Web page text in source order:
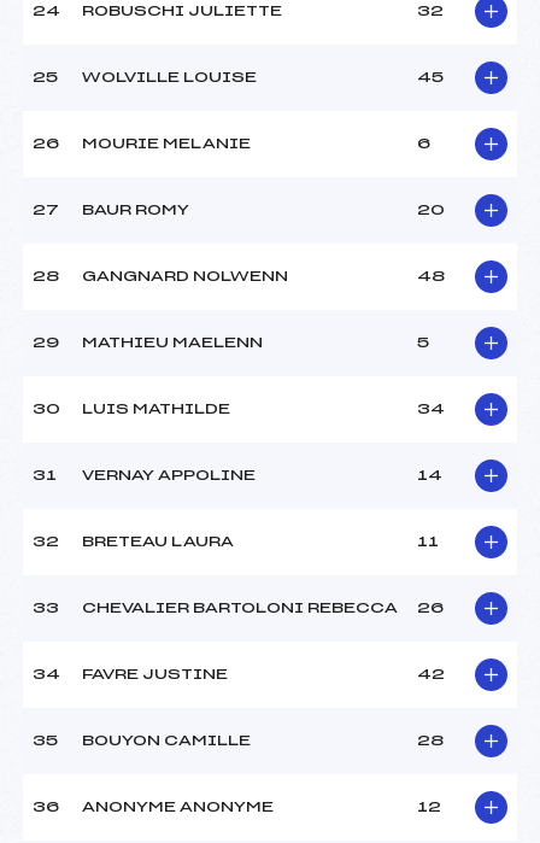
24 ROBUSCHI JULIETTE 32
25 WOLVILLE LOUISE 45
26 MOURIE MELANIE 6
27 BAUR ROMY 20
28 GANGNARD NOLWENN 48
29 MATHIEU MAELENN 5
30 LUIS MATHILDE 34
31 VERNAY APPOLINE 14
32 BRETEAU LAURA 11
33 CHEVALIER BARTOLONI REBECCA 26
34 FAVRE JUSTINE 42
35 BOUYON CAMILLE 28
36 ANONYME ANONYME 12